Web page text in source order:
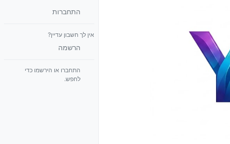
התחברות
אין לך חשבון עדיין?
הרשמה
התחברו או הירשמו כדי
לחפש.